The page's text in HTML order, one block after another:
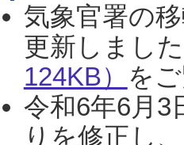
気象官署の
更新しまし
124KB） を
令和6年6月3
りを修正し